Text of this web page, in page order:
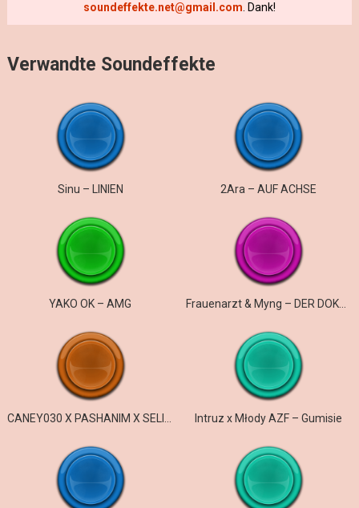
soundeffekte.net@gmail.com . Dank!
Verwandte Soundeffekte
Sinu – LINIEN 2Ara – AUF ACHSE
YAKO OK – AMG Frauenarzt & Myng – DER DOKTOR UND DER ARZT
Intruz x Młody AZF – Gumisie